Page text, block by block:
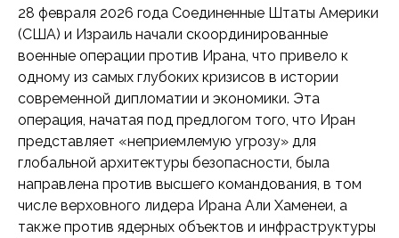
28 февраля 2026 года Соединенные Штаты Америки
(США) и Израиль начали скоординированные
военные операции против Ирана, что привело к
одному из самых глубоких кризисов в истории
современной дипломатии и экономики. Эта
операция, начатая под предлогом того, что Иран
представляет «неприемлемую угрозу» для
глобальной архитектуры безопасности, была
направлена против высшего командования, в том
числе верховного лидера Ирана Али Хаменеи, а
также против ядерных объектов и инфраструктуры